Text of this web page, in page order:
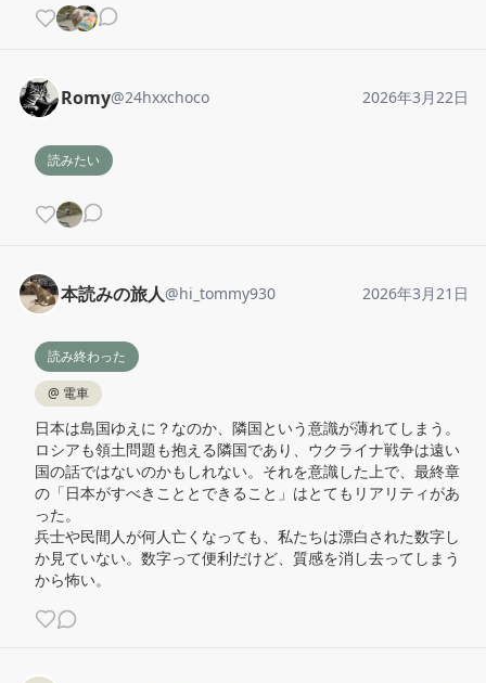
Romy@24hxxchoco 2026年3月22日
読みたい
本読みの旅人@hi_tommy930 2026年3月21日
読み終わった
@ 電車
日本は島国ゆえに？なのか、隣国という意識が薄れてしまう。
ロシアも領土問題も抱える隣国であり、ウクライナ戦争は遠い
国の話ではないのかもしれない。それを意識した上で、最終章
の「日本がすべきこととできること」はとてもリアリティがあ
った。
兵士や民間人が何人亡くなっても、私たちは漂白された数字し
か見ていない。数字って便利だけど、質感を消し去ってしまう
から怖い。